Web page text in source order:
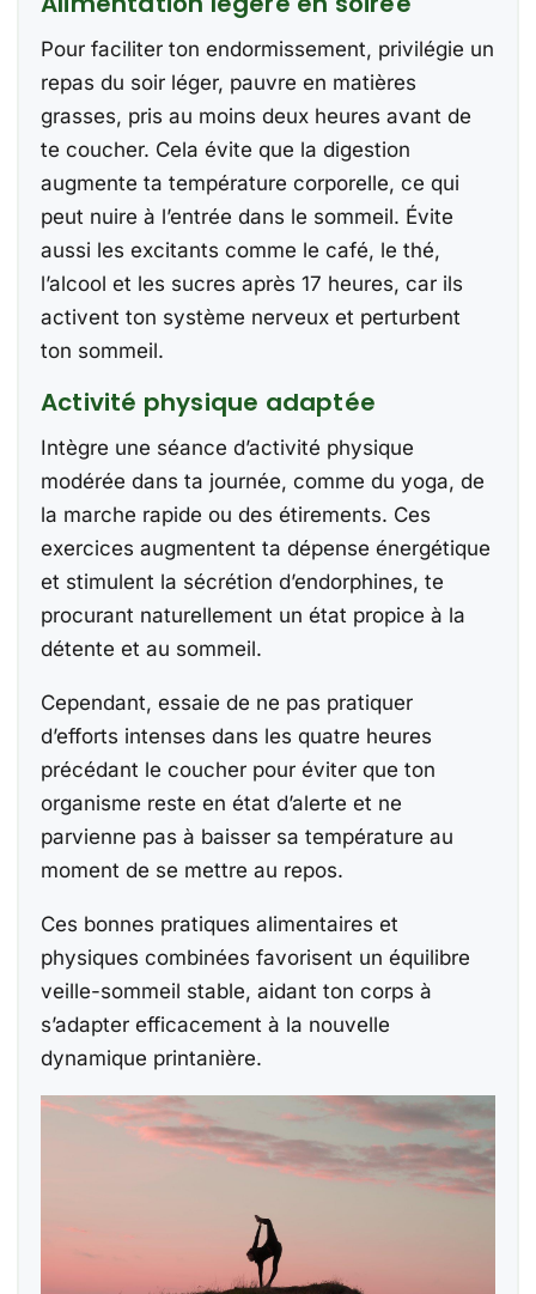
Pour faciliter ton endormissement, privilégie un
repas du soir léger, pauvre en matières
grasses, pris au moins deux heures avant de
te coucher. Cela évite que la digestion
augmente ta température corporelle, ce qui
peut nuire à l’entrée dans le sommeil. Évite
aussi les excitants comme le café, le thé,
l’alcool et les sucres après 17 heures, car ils
activent ton système nerveux et perturbent
ton sommeil.
Activité physique adaptée
Intègre une séance d’activité physique
modérée dans ta journée, comme du yoga, de
la marche rapide ou des étirements. Ces
exercices augmentent ta dépense énergétique
et stimulent la sécrétion d’endorphines, te
procurant naturellement un état propice à la
détente et au sommeil.
Cependant, essaie de ne pas pratiquer
d’efforts intenses dans les quatre heures
précédant le coucher pour éviter que ton
organisme reste en état d’alerte et ne
parvienne pas à baisser sa température au
moment de se mettre au repos.
Ces bonnes pratiques alimentaires et
physiques combinées favorisent un équilibre
veille-sommeil stable, aidant ton corps à
s’adapter efficacement à la nouvelle
dynamique printanière.